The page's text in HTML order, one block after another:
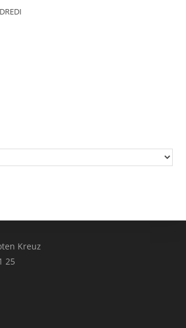
Kreuz
25